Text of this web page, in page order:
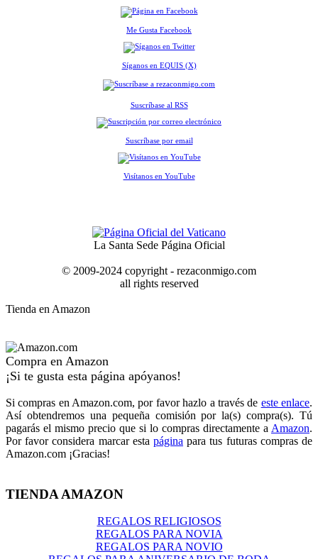
Me Gusta Facebook
Síganos en EQUIS (X)
Suscríbase al RSS
Suscríbase por email
Visítanos en YouTube
La Santa Sede Página Oficial
© 2009-2024 copyright - rezaconmigo.com
all rights reserved
Tienda en Amazon
Compra en Amazon
¡Si te gusta esta página apóyanos!
Si compras en Amazon.com, por favor hazlo a través de este enlace.
Así obtendremos una pequeña comisión por la(s) compra(s). Tú
pagarás el mismo precio que si lo compras directamente a Amazon.
Por favor considera marcar esta página para tus futuras compras de
Amazon.com ¡Gracias!
TIENDA AMAZON
REGALOS RELIGIOSOS
REGALOS PARA NOVIA
REGALOS PARA NOVIO